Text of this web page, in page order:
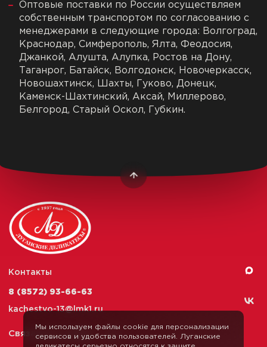
Мы используем файлы cookie для персонализации
сервисов и удобства пользователей. Луганские
Оптовые поставки по России осуществляем
собственным транспортом по согласованию с
менеджерами в следующие города: Волгоград,
Краснодар, Симферополь, Ялта, Феодосия,
Джанкой, Алушта, Алупка, Ростов на Дону,
Таганрог, Батайск, Волгодонск, Новочеркасск,
Новошахтинск, Шахты, Гуково, Донецк,
Каменск-Шахтинский, Аксай, Миллерово,
Белгород, Старый Оскол, Губкин.
Контакты
8 (8572) 93-66-63
kachestvo-13@lmk1.ru
Связаться с нами